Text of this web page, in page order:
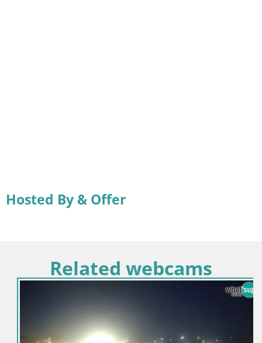
Hosted By & Offer
Related webcams